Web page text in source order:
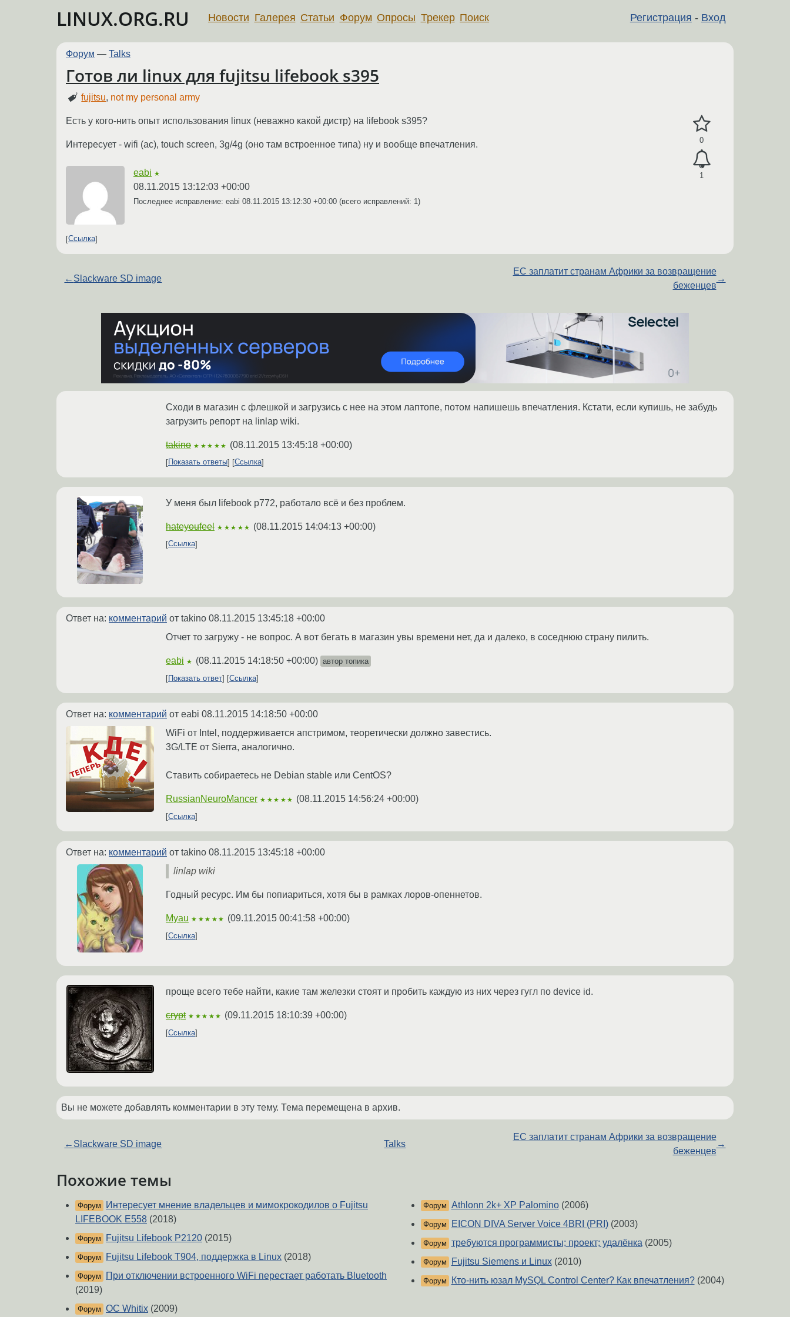
LINUX.ORG.RU Регистрация - Вход
Новости Галерея Статьи Форум Опросы Трекер Поиск
Форум — Talks
Готов ли linux для fujitsu lifebook s395
fujitsu, not my personal army
0
1
Есть у кого-нить опыт использования linux (неважно какой дистр) на lifebook s395?
Интересует - wifi (ac), touch screen, 3g/4g (оно там встроенное типа) ну и вообще впечатления.
eabi ★
08.11.2015 13:12:03 +00:00
Последнее исправление: eabi 08.11.2015 13:12:30 +00:00 (всего исправлений: 1)
Ссылка
← Slackware SD image
ЕС заплатит странам Африки за возвращение
беженцев
→
Сходи в магазин с флешкой и загрузись с нее на этом лаптопе, потом напишешь впечатления. Кстати, если купишь, не забудь
загрузить репорт на linlap wiki.
takino ★★★★★ (08.11.2015 13:45:18 +00:00)
Показать ответы Ссылка
У меня был lifebook p772, работало всё и без проблем.
hateyoufeel ★★★★★ (08.11.2015 14:04:13 +00:00)
Ссылка
Ответ на: комментарий от takino 08.11.2015 13:45:18 +00:00
Отчет то загружу - не вопрос. А вот бегать в магазин увы времени нет, да и далеко, в соседнюю страну пилить.
eabi ★ (08.11.2015 14:18:50 +00:00) автор топика
Показать ответ
Ссылка
Ответ на: комментарий от eabi 08.11.2015 14:18:50 +00:00
WiFi от Intel, поддерживается апстримом, теоретически должно завестись.
3G/LTE от Sierra, аналогично.
Ставить собираетесь не Debian stable или CentOS?
RussianNeuroMancer ★★★★★ (08.11.2015 14:56:24 +00:00)
Ссылка
Ответ на: комментарий от takino 08.11.2015 13:45:18 +00:00
linlap wiki
Годный ресурс. Им бы попиариться, хотя бы в рамках лоров-опеннетов.
Myau ★★★★★ (09.11.2015 00:41:58 +00:00)
Ссылка
проще всего тебе найти, какие там железки стоят и пробить каждую из них через гугл по device id.
crypt ★★★★★ (09.11.2015 18:10:39 +00:00)
Ссылка
Вы не можете добавлять комментарии в эту тему. Тема перемещена в архив.
← Slackware SD image Talks
ЕС заплатит странам Африки за возвращение
беженцев
→
Похожие темы
Форум
Интересует мнение владельцев и мимокрокодилов о Fujitsu
LIFEBOOK E558 (2018)
Форум Fujitsu Lifebook P2120 (2015)
Форум Fujitsu Lifebook T904, поддержка в Linux (2018)
Форум
При отключении встроенного WiFi перестает работать Bluetooth
(2019)
Форум ОС Whitix (2009)
Форум Athlonn 2k+ XP Palomino(2006)
Форум EICON DIVA Server Voice 4BRI (PRI)(2003)
Форум требуются программисты; проект; удалёнка (2005)
Форум Fujitsu Siemens и Linux(2010)
Форум Кто-нить юзал MySQL Control Center? Кaк впечатления?(2004)